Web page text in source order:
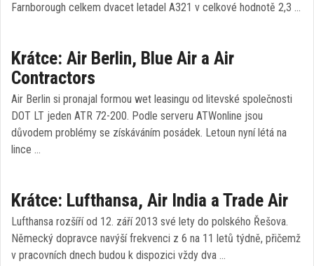
Farnborough celkem dvacet letadel A321 v celkové hodnotě 2,3 …
Krátce: Air Berlin, Blue Air a Air
Contractors
Air Berlin si pronajal formou wet leasingu od litevské společnosti
DOT LT jeden ATR 72-200. Podle serveru ATWonline jsou
důvodem problémy se získáváním posádek. Letoun nyní létá na
lince …
Krátce: Lufthansa, Air India a Trade Air
Lufthansa rozšíří od 12. září 2013 své lety do polského Řešova.
Německý dopravce navýší frekvenci z 6 na 11 letů týdně, přičemž
v pracovních dnech budou k dispozici vždy dva …